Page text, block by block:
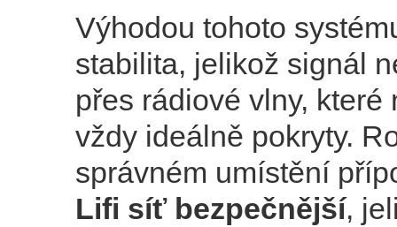
Výhodou tohoto
stabilita, jelikož signál
přes rádiové vlny, které
vždy ideálně pokryty.
správném umístění
Lifi síť bezpečnější,